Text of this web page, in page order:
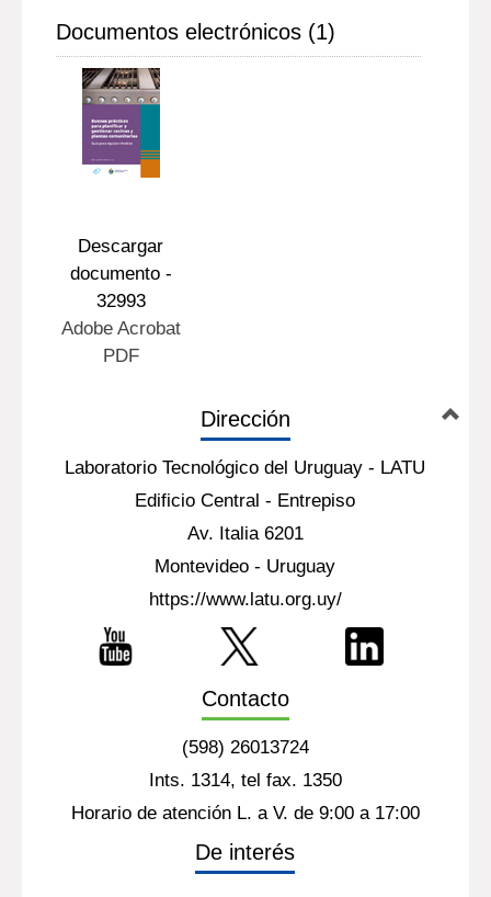
Documentos electrónicos (1)
Descargar
documento -
32993
Adobe Acrobat
PDF
Dirección
Laboratorio Tecnológico del Uruguay - LATU
Edificio Central - Entrepiso
Av. Italia 6201
Montevideo - Uruguay
https://www.latu.org.uy/
Contacto
(598) 26013724
Ints. 1314, tel fax. 1350
Horario de atención L. a V. de 9:00 a 17:00
De interés